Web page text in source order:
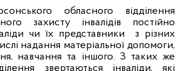
обласного відділення
захисту інвалідів постійно
чи їх представники
з різних
надання матеріальної допомоги,
навчання та іншого. З таких же
звертаються інваліди, які